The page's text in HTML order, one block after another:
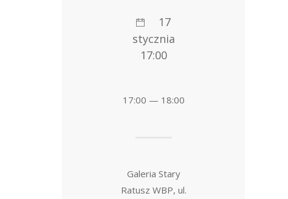
17
stycznia
17:00
17:00 — 18:00
Galeria Stary
Ratusz WBP, ul.